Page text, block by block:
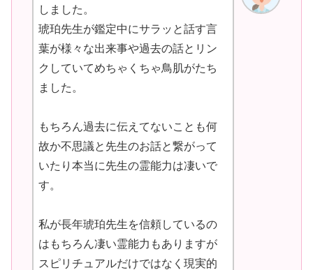
しました。
琥珀先生が鑑定中にサラッと話す言
葉が様々な出来事や過去の話とリン
クしていてめちゃくちゃ鳥肌がたち
ました。
もちろん過去に伝えてないことも何
故か不思議と先生のお話と繋がって
いたり本当に先生の霊能力は凄いで
す。
私が長年琥珀先生を信頼しているの
はもちろん凄い霊能力もありますが
スピリチュアルだけではなく現実的